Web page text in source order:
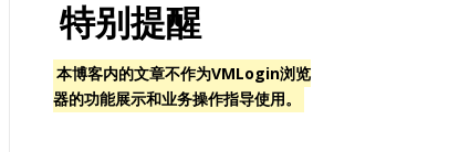
特别提醒
本博客内的文章不作为VMLogin浏览
器的功能展示和业务操作指导使用。